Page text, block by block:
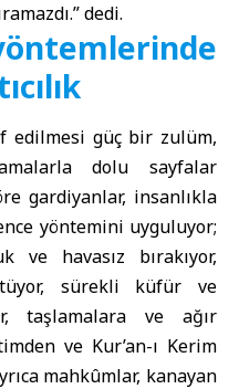
dedi.
edilmesi güç bir zulüm,
dolu sayfalar
gardiyanlar, insanlıkla
yöntemini uyguluyor;
ve havasız bırakıyor,
sürekli küfür ve
taşlamalara ve ağır
ve Kur’an-ı Kerim
mahkûmlar, kanayan